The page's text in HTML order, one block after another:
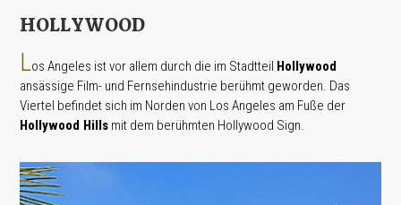
HOLLYWOOD
Los Angeles ist vor allem durch die im Stadtteil Hollywood
ansässige Film- und Fernsehindustrie berühmt geworden. Das
Viertel befindet sich im Norden von Los Angeles am Fuße der
Hollywood Hills mit dem berühmten Hollywood Sign.